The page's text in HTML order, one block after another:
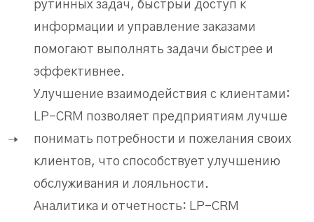
рутинных задач, быстрый доступ к
информации и управление заказами
помогают выполнять задачи быстрее и
эффективнее.
Улучшение взаимодействия с клиентами:
LP-CRM позволяет предприятиям лучше
понимать потребности и пожелания своих
клиентов, что способствует улучшению
обслуживания и лояльности.
Аналитика и отчетность: LP-CRM